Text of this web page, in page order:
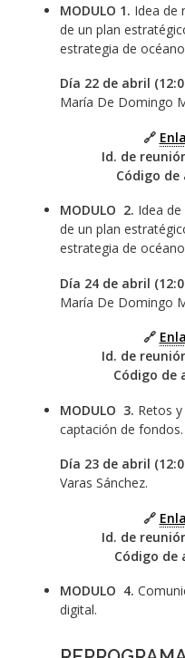
MODULO 1. Idea de
de un plan
estrategia de
Día 22 de abril
María De Domingo
🔗
Id. de
Código de
MODULO 2. Idea
de un plan
estrategia de
Día 24 de abril
María De Domingo
🔗
Id. de
Código de
MODULO 3. Retos
captación de fondos.
Día 23 de abril
Varas Sánchez.
🔗
Id. de
Código de
MODULO 4.
digital.